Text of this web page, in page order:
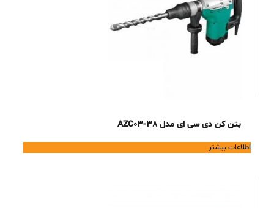
بتن کن دی سی ای مدل AZC03-38
اطلاعات بیشتر